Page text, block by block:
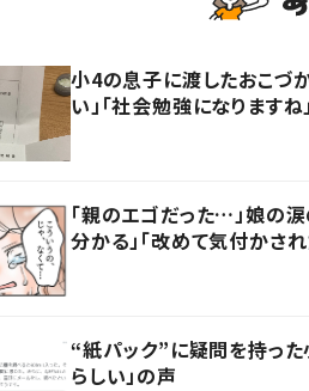
小4の息子に渡したおこづ
い」「社会勉強になりますね
「親のエゴだった…」娘の
分かる」「改めて気付かされ
“紙パック”に疑問を持っ
らしい」の声